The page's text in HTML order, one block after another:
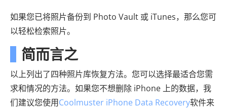
如果您已将照片备份到 Photo Vault 或 iTunes，那么您可
以轻松检索照片。
简而言之
以上列出了四种照片库恢复方法。您可以选择最适合您需
求和情况的方法。如果您不想删除 iPhone 上的数据，我
们建议您使用Coolmuster iPhone Data Recovery软件来